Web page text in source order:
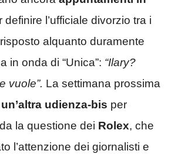
definire l’ufficiale divorzio tra i
alquanto duramente
in onda di “Unica”: “Ilary?
vuole”. La settimana prossima
un’altra udienza-bis per
la questione dei Rolex, che
l’attenzione dei giornalisti e